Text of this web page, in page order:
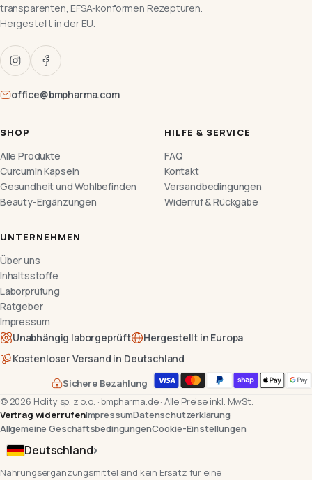
transparenten, EFSA-konformen Rezepturen.
Hergestellt in der EU.
office@bmpharma.com
SHOP
Alle Produkte
Curcumin Kapseln
Gesundheit und Wohlbefinden
Beauty-Ergänzungen
HILFE & SERVICE
FAQ
Kontakt
Versandbedingungen
Widerruf & Rückgabe
UNTERNEHMEN
Über uns
Inhaltsstoffe
Laborprüfung
Ratgeber
Impressum
Unabhängig laborgeprüft
Hergestellt in Europa
Kostenloser Versand in Deutschland
Sichere Bezahlung
© 2026 Holity sp. z o.o. ·bmpharma.de· Alle Preise inkl. MwSt.
Vertrag widerrufenImpressumDatenschutzerklärung
Allgemeine GeschäftsbedingungenCookie-Einstellungen
Deutschland
Nahrungsergänzungsmittel sind kein Ersatz für eine